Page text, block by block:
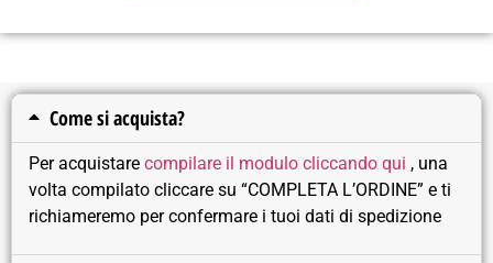
Come si acquista?
Per acquistare compilare il modulo cliccando qui , una
volta compilato cliccare su “COMPLETA L’ORDINE” e ti
richiameremo per confermare i tuoi dati di spedizione